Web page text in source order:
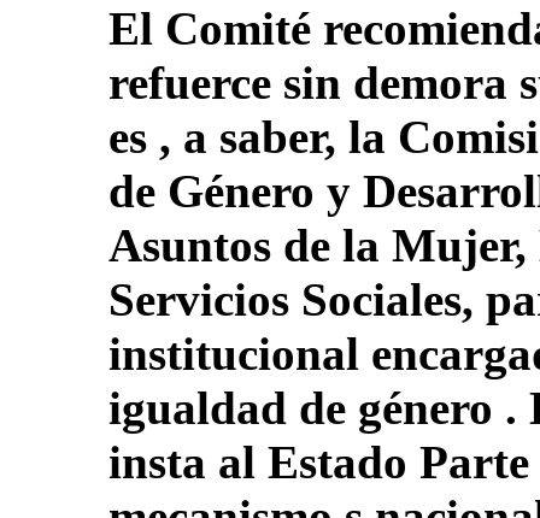
El Comité
refuerce sin demora
es , a saber, la
de Género y
Asuntos de la
Servicios Sociales,
institucional
igualdad de género
insta al Estado Parte